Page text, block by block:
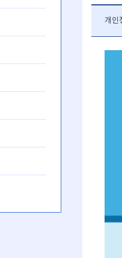
개인